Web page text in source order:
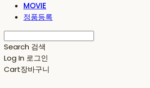
MOVIE
정품등록
Search 검색
Log In 로그인
Cart장바구니